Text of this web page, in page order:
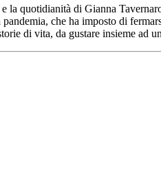
quotidianità di Gianna
che ha imposto di
di vita, da gustare insieme ad